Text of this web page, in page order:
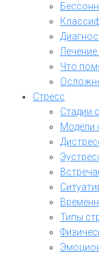
Что
Стресс
Стадии
Модели
Типы